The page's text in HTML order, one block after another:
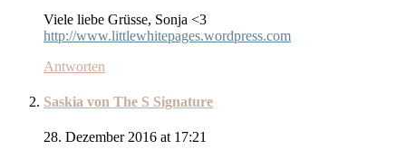
Viele liebe Grüsse, Sonja <3
http://www.littlewhitepages.wordpress.com
Antworten
Saskia von The S Signature
28. Dezember 2016 at 17:21